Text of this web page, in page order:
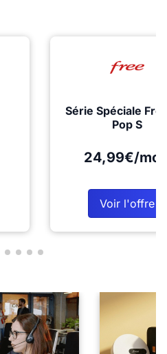
Série Spéciale
Pop S
24,99€/
Voir l'offre